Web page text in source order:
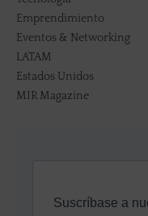
Emprendimiento
Eventos & Networking
LATAM
Estados Unidos
MIR Magazine